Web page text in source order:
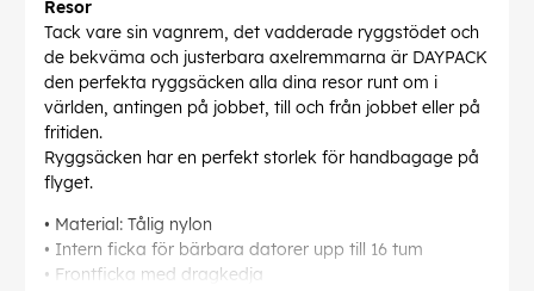
Resor
Tack vare sin vagnrem, det vadderade ryggstödet och
de bekväma och justerbara axelremmarna är DAYPACK
den perfekta ryggsäcken alla dina resor runt om i
världen, antingen på jobbet, till och från jobbet eller på
fritiden.
Ryggsäcken har en perfekt storlek för handbagage på
flyget.
• Material: Tålig nylon
• Intern ficka för bärbara datorer upp till 16 tum
• Frontficka med dragkedja